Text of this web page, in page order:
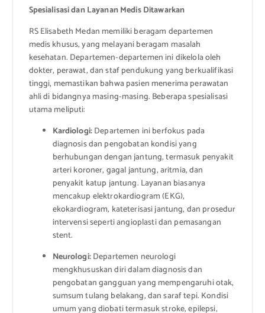
Spesialisasi dan Layanan Medis Ditawarkan
RS Elisabeth Medan memiliki beragam departemen
medis khusus, yang melayani beragam masalah
kesehatan. Departemen-departemen ini dikelola oleh
dokter, perawat, dan staf pendukung yang berkualifikasi
tinggi, memastikan bahwa pasien menerima perawatan
ahli di bidangnya masing-masing. Beberapa spesialisasi
utama meliputi:
Kardiologi:Departemen ini berfokus pada
diagnosis dan pengobatan kondisi yang
berhubungan dengan jantung, termasuk penyakit
arteri koroner, gagal jantung, aritmia, dan
penyakit katup jantung. Layanan biasanya
mencakup elektrokardiogram (EKG),
ekokardiogram, kateterisasi jantung, dan prosedur
intervensi seperti angioplasti dan pemasangan
stent.
Neurologi:Departemen neurologi
mengkhususkan diri dalam diagnosis dan
pengobatan gangguan yang mempengaruhi otak,
sumsum tulang belakang, dan saraf tepi. Kondisi
umum yang diobati termasuk stroke, epilepsi,